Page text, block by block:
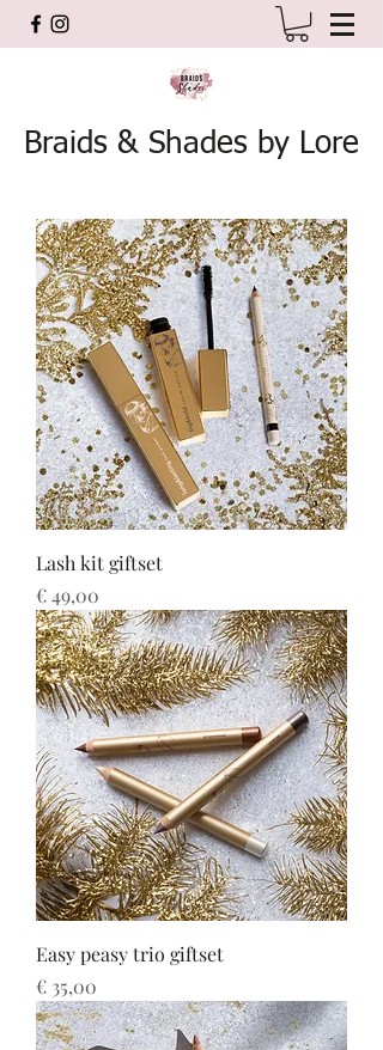
Braids & Shades by Lore
Lash kit giftset
Prijs
€ 49,00
Easy peasy trio giftset
Prijs
€ 35,00